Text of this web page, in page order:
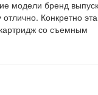
модели бренд
Конкретно эта
со съемным